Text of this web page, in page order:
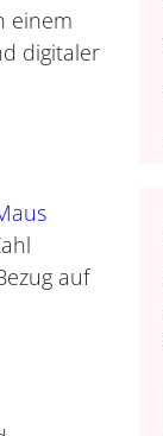
einem
digitaler
auf